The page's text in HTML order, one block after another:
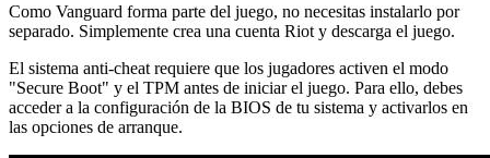
Como Vanguard forma parte del juego, no necesitas instalarlo por
separado. Simplemente crea una cuenta Riot y descarga el juego.
El sistema anti-cheat requiere que los jugadores activen el modo
"Secure Boot" y el TPM antes de iniciar el juego. Para ello, debes
acceder a la configuración de la BIOS de tu sistema y activarlos en
las opciones de arranque.